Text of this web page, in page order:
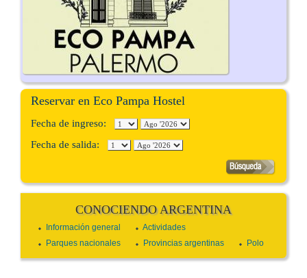
Reservar en Eco Pampa Hostel
Fecha de ingreso:
Fecha de salida:
CONOCIENDO ARGENTINA
Información general
Actividades
Parques nacionales
Provincias argentinas Polo